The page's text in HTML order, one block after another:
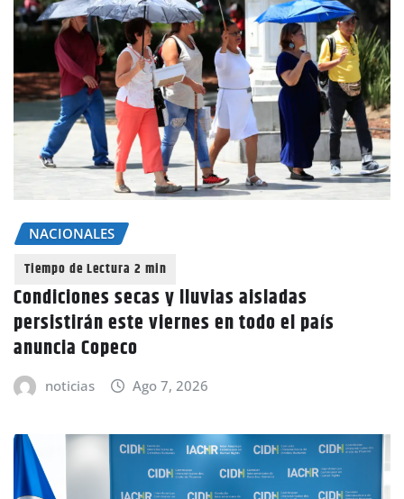
NACIONALES
Condiciones secas y lluvias aisladas
persistirán este viernes en todo el país
anuncia Copeco
noticias Ago 7, 2026